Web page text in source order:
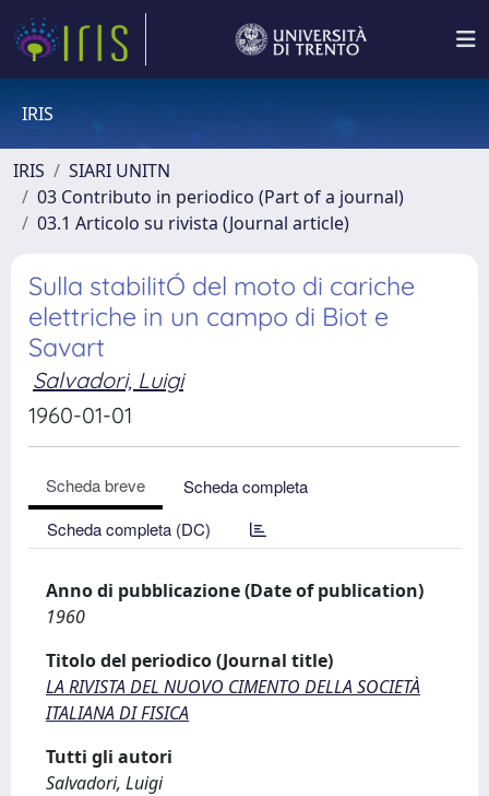
IRIS
IRIS
SIARI UNITN
03 Contributo in periodico (Part of a journal)
03.1 Articolo su rivista (Journal article)
Sulla stabilitÓ del moto di cariche
elettriche in un campo di Biot e
Savart
Salvadori, Luigi
1960-01-01
Scheda breve
Scheda completa
Scheda completa (DC)
Anno di pubblicazione (Date of publication)
1960
Titolo del periodico (Journal title)
LA RIVISTA DEL NUOVO CIMENTO DELLA SOCIETÀ
ITALIANA DI FISICA
Tutti gli autori
Salvadori, Luigi